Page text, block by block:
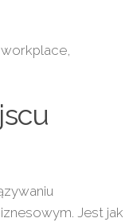
Jest jak